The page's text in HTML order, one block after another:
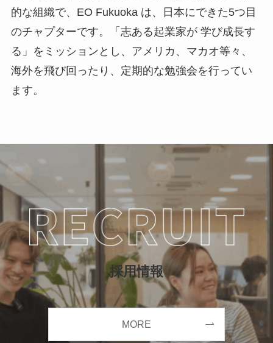
的な組織で、EO Fukuoka は、日本にできた5つ目
のチャプターです。「志ある起業家が 学び成長す
る」をミッションとし、アメリカ、マカオ等々、
海外を飛び回ったり、定期的な勉強会を行ってい
ます。
採用情報
MORE